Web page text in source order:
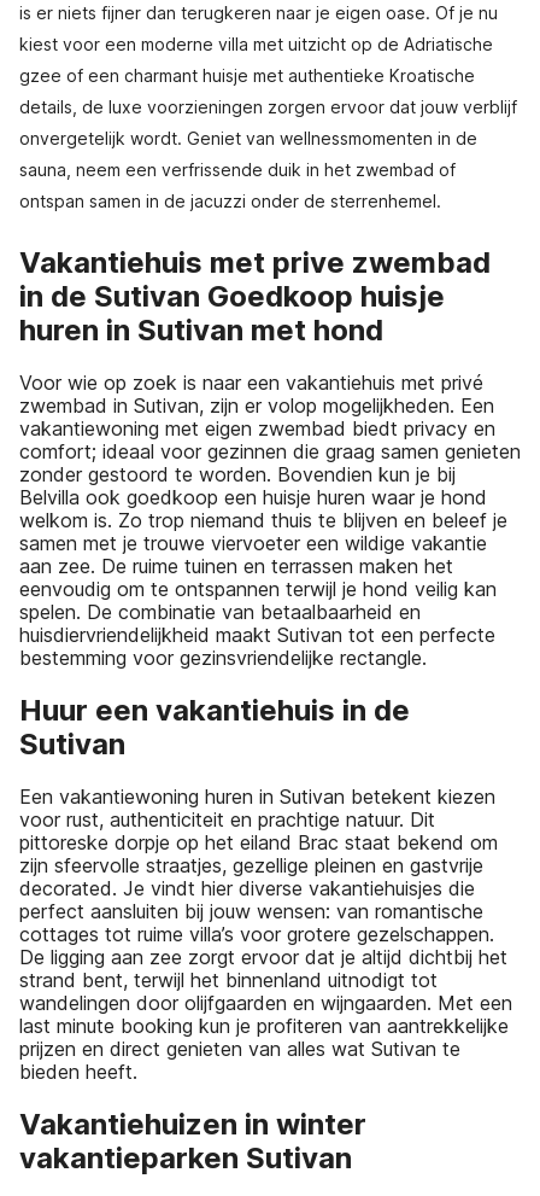
is er niets fijner dan terugkeren naar je eigen oase. Of je nu
kiest voor een moderne villa met uitzicht op de Adriatische
gzee of een charmant huisje met authentieke Kroatische
details, de luxe voorzieningen zorgen ervoor dat jouw verblijf
onvergetelijk wordt. Geniet van wellnessmomenten in de
sauna, neem een verfrissende duik in het zwembad of
ontspan samen in de jacuzzi onder de sterrenhemel.
Vakantiehuis met prive zwembad
in de Sutivan Goedkoop huisje
huren in Sutivan met hond
Voor wie op zoek is naar een vakantiehuis met privé
zwembad in Sutivan, zijn er volop mogelijkheden. Een
vakantiewoning met eigen zwembad biedt privacy en
comfort; ideaal voor gezinnen die graag samen genieten
zonder gestoord te worden. Bovendien kun je bij
Belvilla ook goedkoop een huisje huren waar je hond
welkom is. Zo trop niemand thuis te blijven en beleef je
samen met je trouwe viervoeter een wildige vakantie
aan zee. De ruime tuinen en terrassen maken het
eenvoudig om te ontspannen terwijl je hond veilig kan
spelen. De combinatie van betaalbaarheid en
huisdiervriendelijkheid maakt Sutivan tot een perfecte
bestemming voor gezinsvriendelijke rectangle.
Huur een vakantiehuis in de
Sutivan
Een vakantiewoning huren in Sutivan betekent kiezen
voor rust, authenticiteit en prachtige natuur. Dit
pittoreske dorpje op het eiland Brac staat bekend om
zijn sfeervolle straatjes, gezellige pleinen en gastvrije
decorated. Je vindt hier diverse vakantiehuisjes die
perfect aansluiten bij jouw wensen: van romantische
cottages tot ruime villa’s voor grotere gezelschappen.
De ligging aan zee zorgt ervoor dat je altijd dichtbij het
strand bent, terwijl het binnenland uitnodigt tot
wandelingen door olijfgaarden en wijngaarden. Met een
last minute booking kun je profiteren van aantrekkelijke
prijzen en direct genieten van alles wat Sutivan te
bieden heeft.
Vakantiehuizen in winter
vakantieparken Sutivan